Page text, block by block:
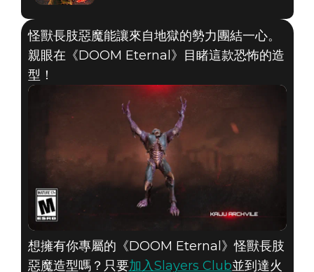
2019年12月20日
怪獸長肢惡魔能讓來自地獄的勢力團結一心。
親眼在《DOOM Eternal》目睹這款恐怖的造
型！
想擁有你專屬的《DOOM Eternal》怪獸長肢
惡魔造型嗎？只要加入Slayers Club並到達火